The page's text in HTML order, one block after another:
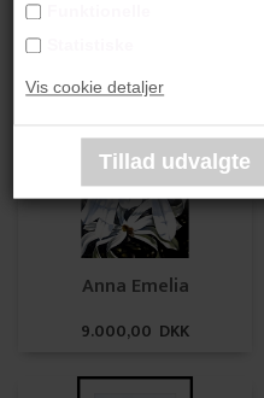
Vis cookie detaljer
Andre værker af
Anna Emelia
9.000,00 DKK